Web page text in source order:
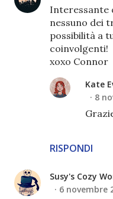
Interessante
nessuno dei
possibilità a
coinvolgenti!
xoxo Connor
RISPONDI
Kate
8
Susy's Cozy
6 novembre